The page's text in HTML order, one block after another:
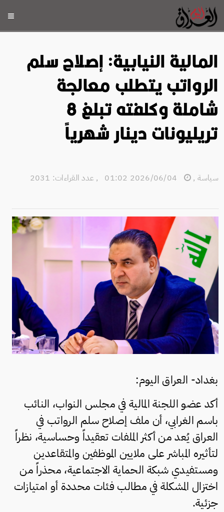
المالية النيابية: إصلاح سلم
الرواتب يتطلب معالجة
شاملة وكلفته تبلغ 8
تريليونات دينار شهرياً
سياسة ,
, عدد القراءات: 2031
بغداد- العراق اليوم:
أكد عضو اللجنة المالية في مجلس النواب، النائب
باسم الغرابي، أن ملف إصلاح سلم الرواتب في
العراق يُعد من أكثر الملفات تعقيداً وحساسية، نظراً
لتأثيره المباشر على ملايين الموظفين والمتقاعدين
ومستفيدي شبكة الحماية الاجتماعية، محذراً من
اختزال المشكلة في مطالب فئات محددة أو امتيازات
جزئية.